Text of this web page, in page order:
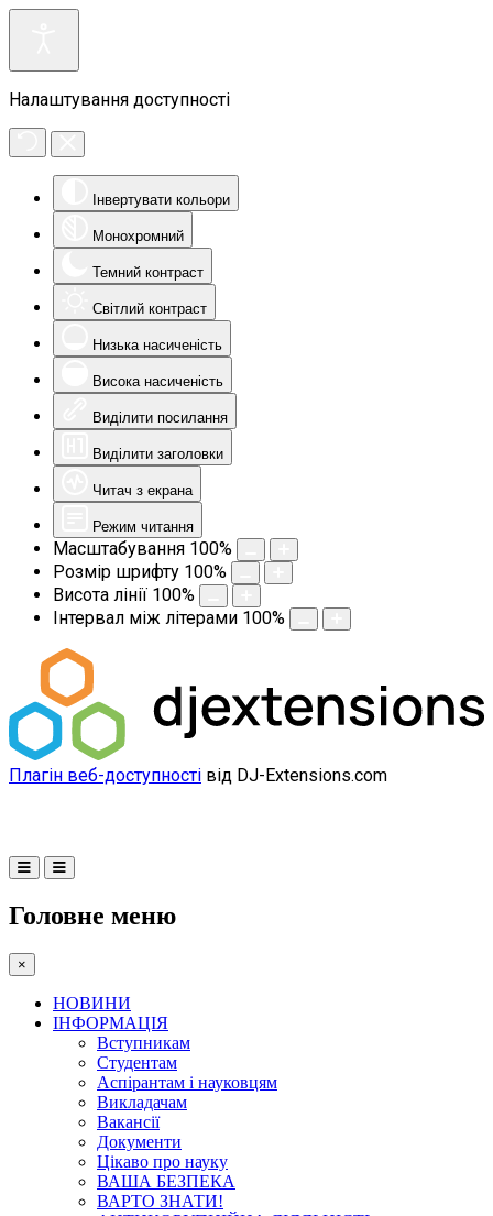
Налаштування доступності
Інвертувати кольори
Монохромний
Темний контраст
Світлий контраст
Низька насиченість
Висока насиченість
Виділити посилання
Виділити заголовки
Читач з екрана
Режим читання
Масштабування 100%
Розмір шрифту 100%
Висота лінії 100%
Інтервал між літерами 100%
Плагін веб-доступності від DJ-Extensions.com
Головне меню
×
НОВИНИ
ІНФОРМАЦІЯ
Вступникам
Студентам
Аспірантам і науковцям
Викладачам
Вакансії
Документи
Цікаво про науку
ВАША БЕЗПЕКА
ВАРТО ЗНАТИ!